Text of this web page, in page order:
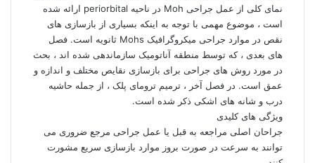
نمای کلی از عمل جراحی Moh در ناحیه periorbital ارائه شده
است ، موضوع مهمی با توجه به اینکه بسیاری از بازسازی های
نقص در موارد جراحی میکروگرافیک Mohs ثانویه است. فصل
های بعدی ، که توسط منطقه آناتومیک سازماندهی شده اند ، بحث
در مورد روش های جراحی برای بازسازی نقایص مختلف و اندازه و
عمق است. در فصل آخر ، ترمیم ترومای پلک ، از جمله حاشیه
درب و شانه های اشکی ذکر شده است.
ویژگی های کلیدی
جراحان اصلی مراجعه به قبل یا عمل جراحی مرجع ضروری می
توانند به سرعت در صورت بروز موارد بازسازی سریع مشورت